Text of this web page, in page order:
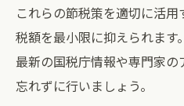
これらの節税策を適切に活
税額を最小限に抑えられます
最新の国税庁情報や専門家
忘れずに行いましょう。